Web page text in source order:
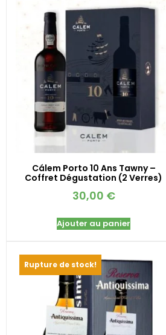
Cálem Porto 10 Ans Tawny –
Coffret Dégustation (2 Verres)
30,00 €
Ajouter au panier
Rupture de stock!